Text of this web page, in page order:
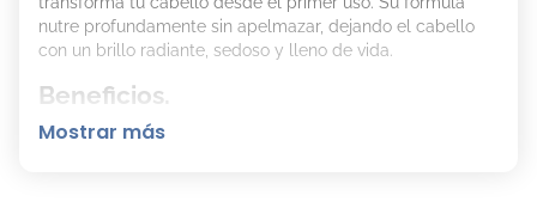
nutre profundamente sin apelmazar, dejando el cabello
con un brillo radiante, sedoso y lleno de vida.
Beneficios.
Nutrición intensa y duradera.
Mostrar más